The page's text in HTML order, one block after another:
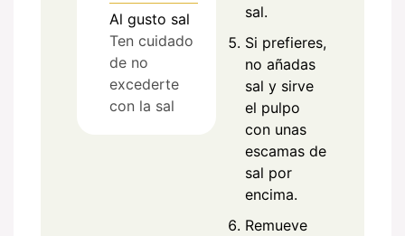
Al gusto sal
Ten cuidado
de no
excederte
con la sal
sal.
Si prefieres,
no añadas
sal y sirve
el pulpo
con unas
escamas de
sal por
encima.
Remueve